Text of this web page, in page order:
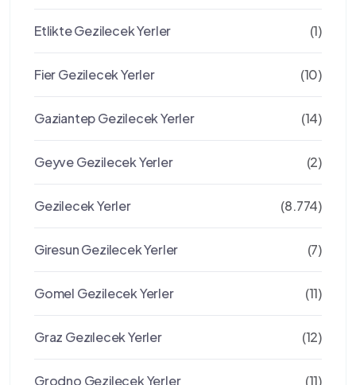
Etlikte Gezilecek Yerler (1)
Fier Gezilecek Yerler (10)
Gaziantep Gezilecek Yerler (14)
Geyve Gezilecek Yerler (2)
Gezilecek Yerler (8.774)
Giresun Gezilecek Yerler (7)
Gomel Gezilecek Yerler (11)
Graz Gezılecek Yerler (12)
Grodno Gezilecek Yerler (11)